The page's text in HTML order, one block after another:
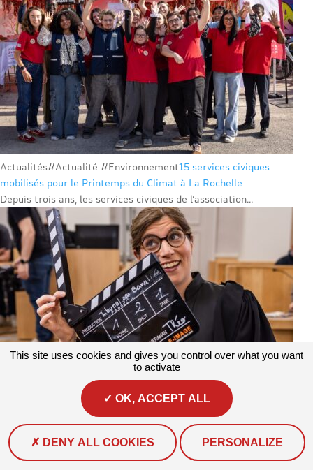
Actualités#Actualité #Environnement15 services civiques
mobilisés pour le Printemps du Climat à La Rochelle
Depuis trois ans, les services civiques de l’association...
Actualités#Actualité #Mobilité #Vie couranteEt action ! Dans les
coulisses du tournage de « Tribunal pas banal » à Niort !
This site uses cookies and gives you control over what you want
to activate
OK, ACCEPT ALL
DENY ALL COOKIES PERSONALIZE